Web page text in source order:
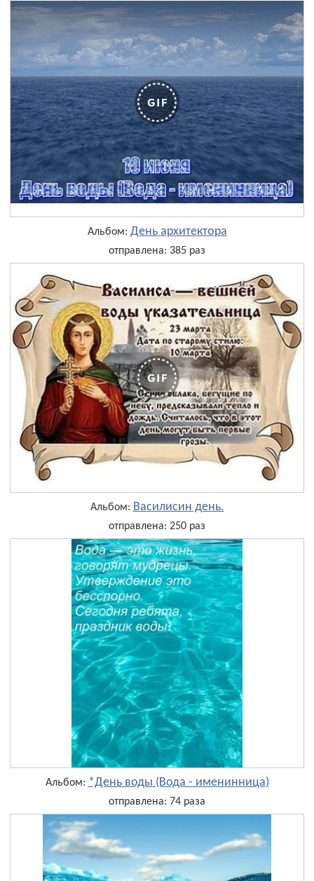
Альбом: День архитектора
отправлена: 385 раз
Альбом: Василисин день.
отправлена: 250 раз
Альбом: *День воды (Вода - именинница)
отправлена: 74 раза